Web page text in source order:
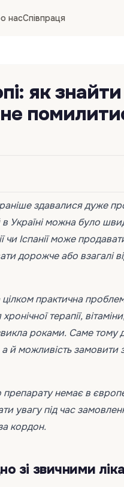
насСпівпраця
як знайти
раніше здавалися дуже
Україні можна було
Іспанії може
дорожче або взагалі
практична
терапії,
роками. Саме тому
й можливість замовити
немає в
увагу під час
кордон.
зі звичними